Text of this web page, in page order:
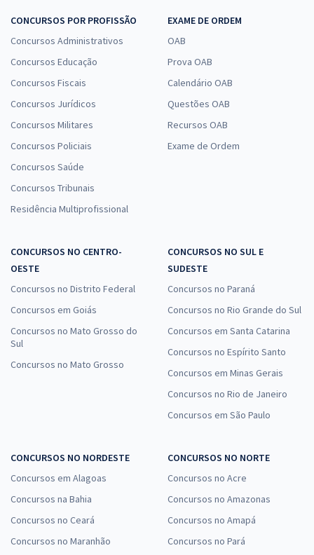
CONCURSOS POR PROFISSÃO
Concursos Administrativos
Concursos Educação
Concursos Fiscais
Concursos Jurídicos
Concursos Militares
Concursos Policiais
Concursos Saúde
Concursos Tribunais
Residência Multiprofissional
EXAME DE ORDEM
OAB
Prova OAB
Calendário OAB
Questões OAB
Recursos OAB
Exame de Ordem
CONCURSOS NO CENTRO-
OESTE
Concursos no Distrito Federal
Concursos em Goiás
Concursos no Mato Grosso do
Sul
Concursos no Mato Grosso
CONCURSOS NO SUL E
SUDESTE
Concursos no Paraná
Concursos no Rio Grande do Sul
Concursos em Santa Catarina
Concursos no Espírito Santo
Concursos em Minas Gerais
Concursos no Rio de Janeiro
Concursos em São Paulo
CONCURSOS NO NORDESTE
Concursos em Alagoas
Concursos na Bahia
Concursos no Ceará
Concursos no Maranhão
CONCURSOS NO NORTE
Concursos no Acre
Concursos no Amazonas
Concursos no Amapá
Concursos no Pará